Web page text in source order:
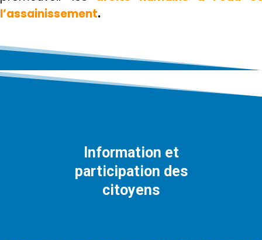
l’assainissement.
Information et
participation des
citoyens